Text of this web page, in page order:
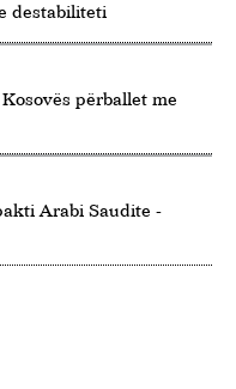
destabiliteti
përballet me
Arabi Saudite -